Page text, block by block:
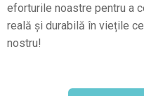
eforturile noastre pentru a
reală și durabilă în viețile
nostru!